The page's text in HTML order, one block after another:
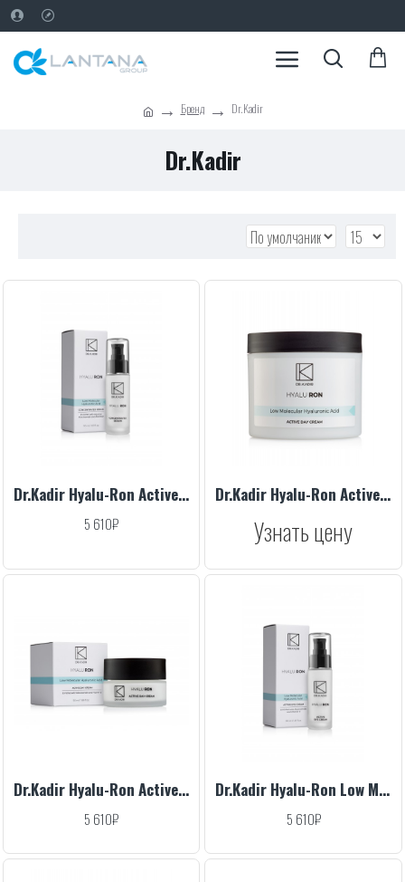
Бренд Dr.Kadir
Dr.Kadir
Dr.Kadir Hyalu-Ron Active Concentrated Serum, 30 ml
5 610₽
Dr.Kadir Hyalu-Ron Active Day Cream, 250 ml
Узнать цену
Dr.Kadir Hyalu-Ron Active Day Cream, 50 ml
5 610₽
Dr.Kadir Hyalu-Ron Low Molecular Hyaluronic Active Eye Cream, 30 ml
5 610₽